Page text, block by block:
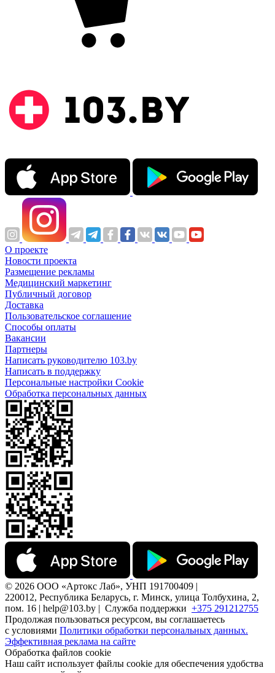
О проекте
Новости проекта
Размещение рекламы
Медицинский маркетинг
Публичный договор
Доставка
Пользовательское соглашение
Способы оплаты
Вакансии
Партнеры
Написать руководителю 103.by
Написать в поддержку
Персональные настройки Cookie
Обработка персональных данных
© 2026 ООО «Артокс Лаб», УНП 191700409 |
220012, Республика Беларусь, г. Минск, улица Толбухина, 2,
пом. 16 | help@103.by | Служба поддержки +375 291212755
Продолжая пользоваться ресурсом, вы соглашаетесь
с условиями Политики обработки персональных данных.
Эффективная реклама на сайте
Обработка файлов cookie
Наш сайт использует файлы cookie для обеспечения удобства